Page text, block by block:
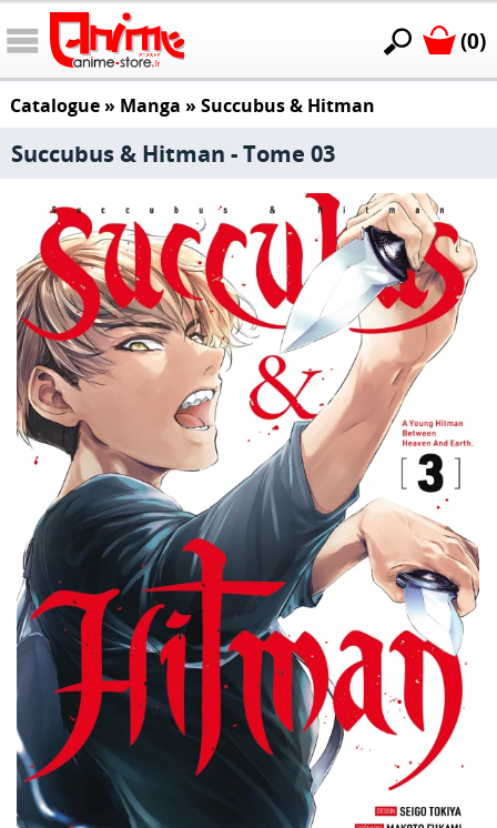
(0)
Catalogue» Manga » Succubus & Hitman
Succubus & Hitman - Tome 03